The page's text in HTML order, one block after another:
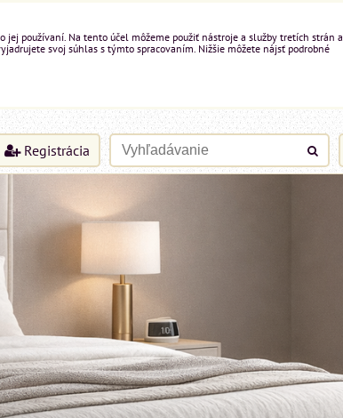
Registrácia
používaní. Na tento účel môžeme použiť nástroje a služby tretích strán a
svoj súhlas s týmto spracovaním. Nižšie môžete nájsť podrobné